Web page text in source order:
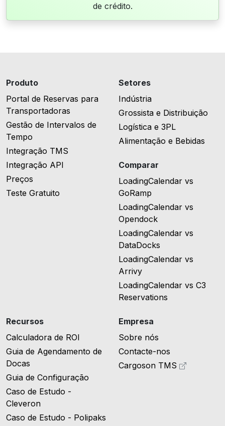
de crédito.
Produto
Portal de Reservas para
Transportadoras
Gestão de Intervalos de
Tempo
Integração TMS
Integração API
Preços
Teste Gratuito
Setores
Indústria
Grossista e Distribuição
Logística e 3PL
Alimentação e Bebidas
Comparar
LoadingCalendar vs
GoRamp
LoadingCalendar vs
Opendock
LoadingCalendar vs
DataDocks
LoadingCalendar vs
Arrivy
LoadingCalendar vs C3
Reservations
Recursos
Calculadora de ROI
Guia de Agendamento de
Docas
Guia de Configuração
Caso de Estudo -
Cleveron
Caso de Estudo - Polipaks
Empresa
Sobre nós
Contacte-nos
Cargoson TMS